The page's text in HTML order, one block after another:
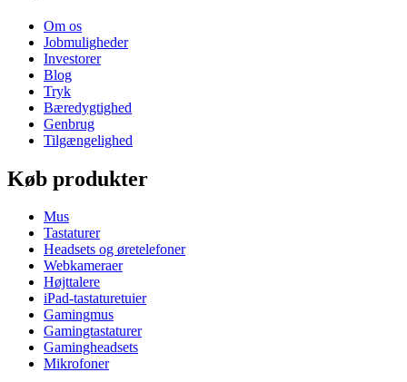
Om os
Jobmuligheder
Investorer
Blog
Tryk
Bæredygtighed
Genbrug
Tilgængelighed
Køb produkter
Mus
Tastaturer
Headsets og øretelefoner
Webkameraer
Højttalere
iPad-tastaturetuier
Gamingmus
Gamingtastaturer
Gamingheadsets
Mikrofoner